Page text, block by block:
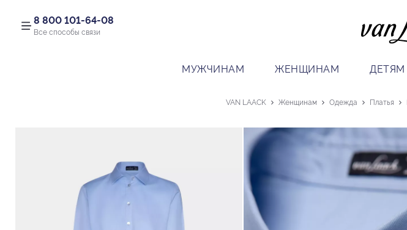
8 800 101-64-08
Все способы связи
МУЖЧИНАМ ЖЕНЩИНАМ ДЕТЯМ
VAN LAACK Женщинам Одежда Платья